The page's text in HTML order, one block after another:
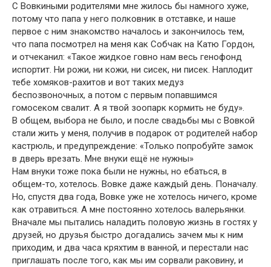
С Вовкиными родителями мне жилось бы намного хуже,
потому что папа у него полковник в отставке, и наше
первое с ним знакомство началось и закончилось тем,
что папа посмотрел на меня как Собчак на Катю Гордон,
и отчеканил: «Такое жидкое говно нам весь генофонд
испортит. Ни рожи, ни кожи, ни сисек, ни писек. Наплодит
тебе хомяков-рахитов и вот таких медуз
беспозвоночных, а потом с первым попавшимся
гомосеком свалит. А я твой зоопарк кормить не буду».
В общем, выбора не было, и после свадьбы мы с Вовкой
стали жить у меня, получив в подарок от родителей набор
кастрюль, и предупреждение: «Только попробуйте замок
в дверь врезать. Мне внуки ещё не нужны»
Нам внуки тоже пока были не нужны, но ебаться, в
общем-то, хотелось. Вовке даже каждый день. Поначалу.
Но, спустя два года, Вовке уже не хотелось ничего, кроме
как отравиться. А мне постоянно хотелось валерьянки.
Вначале мы пытались наладить половую жизнь в гостях у
друзей, но друзья быстро догадались зачем мы к ним
приходим, и два часа кряхтим в ванной, и перестали нас
приглашать после того, как мы им сорвали раковину, и